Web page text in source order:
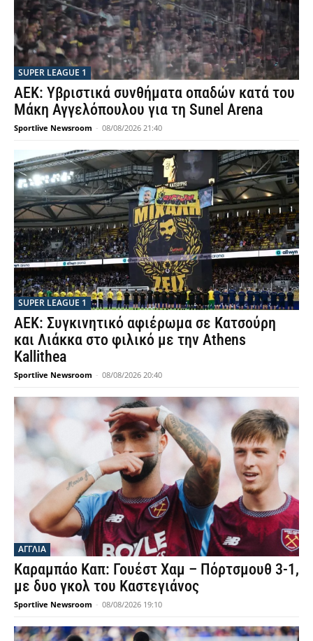
SUPER LEAGUE 1
ΑΕΚ: Υβριστικά συνθήματα οπαδών κατά του
Μάκη Αγγελόπουλου για τη Sunel Arena
Sportlive Newsroom - 08/08/2026 21:40
SUPER LEAGUE 1
ΑΕΚ: Συγκινητικό αφιέρωμα σε Κατσούρη
και Λιάκκα στο φιλικό με την Athens
Kallithea
Sportlive Newsroom - 08/08/2026 20:40
ΑΓΓΛΙΑ
Καραμπάο Καπ: Γουέστ Χαμ – Πόρτσμουθ 3-1,
με δυο γκολ του Καστεγιάνος
Sportlive Newsroom - 08/08/2026 19:10